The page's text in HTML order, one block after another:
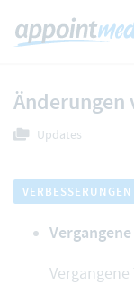
Änderungen
Updates
VERBESSERUNGEN